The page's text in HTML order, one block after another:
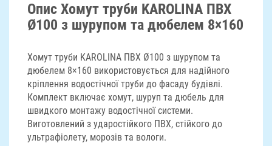
Опис Хомут труби KAROLINA ПВХ
Ø100 з шурупом та дюбелем 8×160
Хомут труби KAROLINA ПВХ Ø100 з шурупом та
дюбелем 8×160 використовується для надійного
кріплення водостічної труби до фасаду будівлі.
Комплект включає хомут, шуруп та дюбель для
швидкого монтажу водостічної системи.
Виготовлений з ударостійкого ПВХ, стійкого до
ультрафіолету, морозів та вологи.